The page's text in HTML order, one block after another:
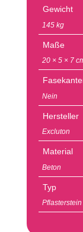
Gewicht
145 kg
Maße
20 × 5 × 7
Nein
Hersteller
Excluton
Material
Beton
Typ